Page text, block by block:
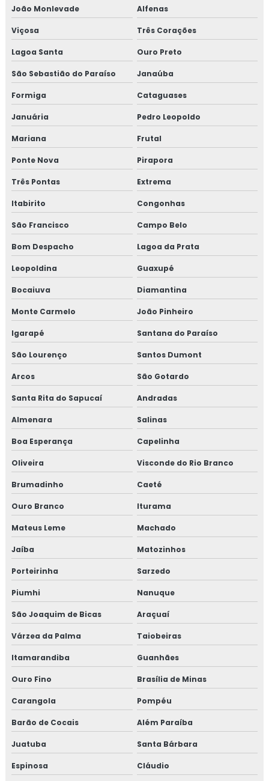
Curso de auditor interno iso 9001
Curso de auditor iso 9001
Curso de boas práticas de fabricação
Curso de bpf
Curso de bpf para indústria de alimentos
Curso fssc
Curso fssc 22000 online
Curso gerenciamento de resíduos
Curso de gerenciamento de resíduos sólidos
Curso de gestão de resíduos
Curso de gestão de resíduos sólidos
Curso gmp para transportadoras
Curso iso 17025 online
Curso de rotulagem nutricional
Curso de rotulagem nutricional online
Empresa de consultoria para empresa alimentícia
Empresa de consultoria gmp
Empresa de consultoria para setor alimentício
Empresa de consultoria para setor de alimentos
Empresa de curso gmp
Empresa de treinamento para empresa alimentícia
Empresa de treinamento para setor alimentício
Empresa de treinamento para setor de alimentos
Gmp para transporte de cargas
Treinamento em adequação para acreditação na iso
17025
Treinamento em análise crítica de laudos de calibração
Treinamento em análise e diagnóstico de cultura
organizacional
Treinamento em análise sensorial
João Monlevade Alfenas
Viçosa Três Corações
Lagoa Santa Ouro Preto
São Sebastião do Paraíso Janaúba
Formiga Cataguases
Januária Pedro Leopoldo
Mariana Frutal
Ponte Nova Pirapora
Três Pontas Extrema
Itabirito Congonhas
São Francisco Campo Belo
Bom Despacho Lagoa da Prata
Leopoldina Guaxupé
Bocaiuva Diamantina
Monte Carmelo João Pinheiro
Igarapé Santana do Paraíso
São Lourenço Santos Dumont
Arcos São Gotardo
Santa Rita do Sapucaí Andradas
Almenara Salinas
Boa Esperança Capelinha
Oliveira Visconde do Rio Branco
Brumadinho Caeté
Ouro Branco Iturama
Mateus Leme Machado
Jaíba Matozinhos
Porteirinha Sarzedo
Piumhi Nanuque
São Joaquim de Bicas Araçuaí
Várzea da Palma Taiobeiras
Itamarandiba Guanhães
Ouro Fino Brasília de Minas
Carangola Pompéu
Barão de Cocais Além Paraíba
Juatuba Santa Bárbara
Espinosa Cláudio